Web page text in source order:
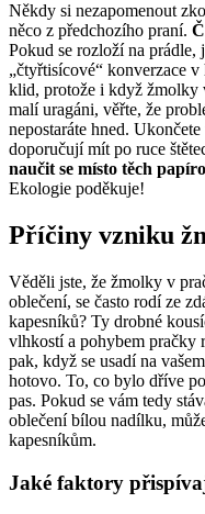
Někdy si nezapomenout
něco z ⁣předchozího praní.​
Pokud ⁢se rozloží na prádle,
„čtyřtisícové“ konverzace
klid, protože i když ‌žmolky⁣
malí uragáni, věřte, že
nepostaráte hned.
doporučují ‌mít⁣ po ruce
naučit se místo těch
Ekologie poděkuje!
Příčiny vzniku
Věděli jste,‍ že žmolky v
oblečení, se často rodí ze
kapesníků? Ty drobné
⁢vlhkostí‍ a‍ pohybem pračky
pak, ⁣když ⁣se usadí na
hotovo.‍ To, co⁢ bylo ​dříve
pas. Pokud se vám⁣ tedy
oblečení bílou ⁢nadílku,
kapesníkům.
Jaké faktory